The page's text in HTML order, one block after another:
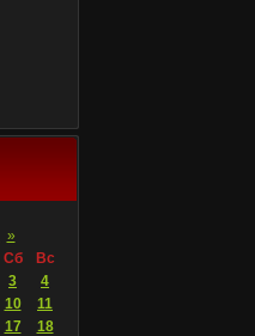
»
Сб
Вс
3
4
10
11
17
18